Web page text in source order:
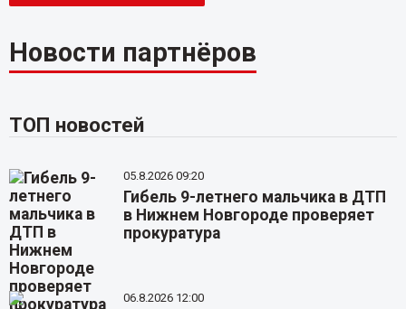
Новости партнёров
ТОП новостей
05.8.2026 09:20
Гибель 9-летнего мальчика в ДТП
в Нижнем Новгороде проверяет
прокуратура
06.8.2026 12:00